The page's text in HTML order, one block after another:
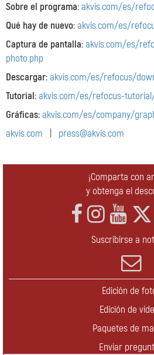
Sobre el programa:akvis.com/es/
Qué hay de nuevo:akvis.com/es/
Captura de pantalla:akvis.com/es/
photo.php
Descargar:akvis.com/es/refocus/
Tutorial:akvis.com/es/refocus-
Gráficas:akvis.com/es/company/
akvis.com
press@akvis.com
¡Comparta con
y obtenga el
Suscribirse a
Edición de
Edición de
Paquetes de
Enviar